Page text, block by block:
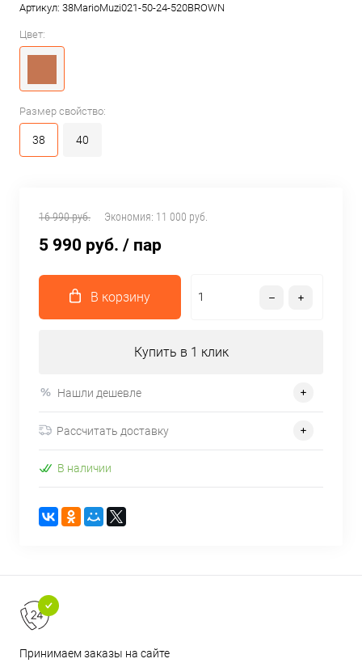
Артикул: 38MarioMuzi021-50-24-520BROWN
Цвет:
Размер свойство:
38 40
16 990 руб. Экономия: 11 000 руб.
5 990 руб. / пар
В корзину
Купить в 1 клик
Нашли дешевле
Рассчитать доставку
В наличии
Принимаем заказы на сайте